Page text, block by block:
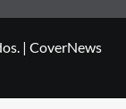
| CoverNews